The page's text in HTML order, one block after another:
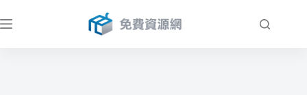
至